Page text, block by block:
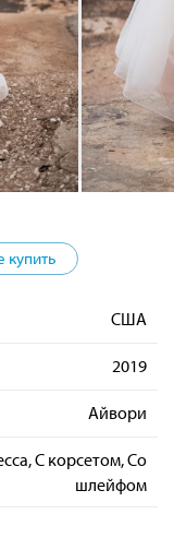
купить
США
2019
Айвори
С корсетом, Со
шлейфом